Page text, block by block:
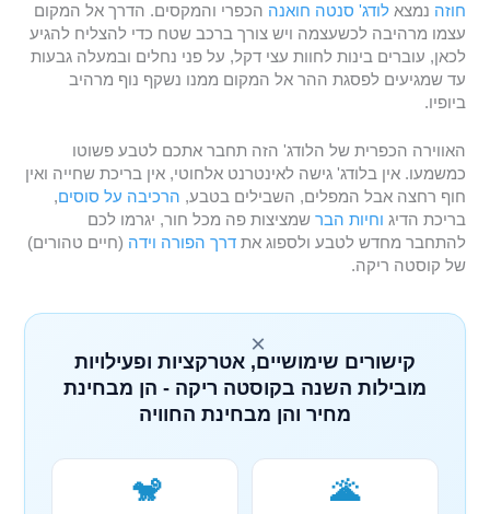
חוזה נמצאלודג' סנטה חואנה הכפרי והמקסים. הדרך אל המקום
עצמו מרהיבה לכשעצמה ויש צורך ברכב שטח כדי להצליח להגיע
לכאן, עוברים בינות לחוות עצי דקל, על פני נחלים ובמעלה גבעות
עד שמגיעים לפסגת ההר אל המקום ממנו נשקף נוף מרהיב
ביופיו.
האווירה הכפרית של הלודג' הזה תחבר אתכם לטבע פשוטו
כמשמעו. אין בלודג' גישה לאינטרנט אלחוטי, אין בריכת שחייה ואין
חוף רחצה אבל המפלים, השבילים בטבע, הרכיבה על סוסים,
בריכת הדיג וחיות הבר שמציצות פה מכל חור, יגרמו לכם
להתחבר מחדש לטבע ולספוג אתדרך הפורה וידה (חיים טהורים)
של קוסטה ריקה.
×
קישורים שימושיים, אטרקציות ופעילויות
מובילות השנה בקוסטה ריקה - הן מבחינת
מחיר והן מבחינת החוויה
🌋
🐒